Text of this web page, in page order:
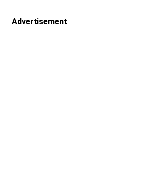
Advertisement